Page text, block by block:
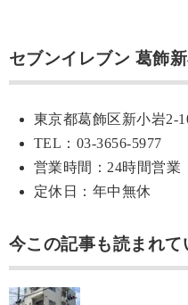
セブンイレブン 葛飾
東京都葛飾区新小岩2-
TEL：03-3656-5977
営業時間：24時間営業
定休日：年中無休
今この記事も読まれて